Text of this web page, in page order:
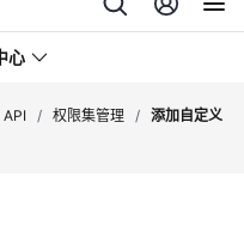
心
API / 权限集管理 / 添加自定义